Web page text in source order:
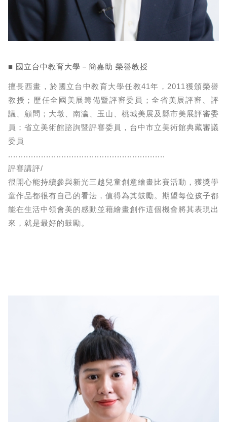
■ 國立台中教育大學－簡嘉助 榮譽教授
擅長西畫，於國立台中教育大學任教41年，2011獲頒榮譽
教授；歷任全國美展籌備暨評審委員；全省美展評審、評
議、顧問；大墩、南瀛、玉山、桃城美展及縣市美展評審委
員；省立美術館諮詢暨評審委員，台中市立美術館典藏審議
委員
..............................................................
評審講評/
很開心能持續參與新光三越兒童創意繪畫比賽活動，獲獎學
童作品都很有自己的看法，值得為其鼓勵。期望每位孩子都
能在生活中領會美的感動並藉繪畫創作這個機會將其表現出
來，就是最好的鼓勵。